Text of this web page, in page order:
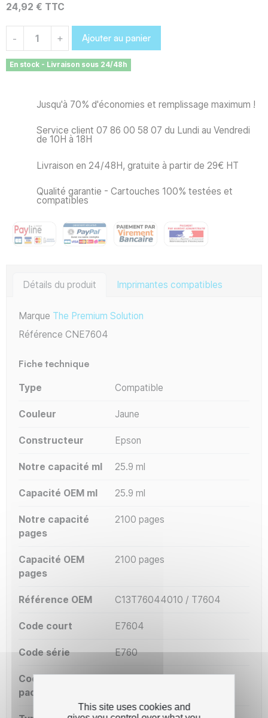
24,92 € TTC
- + Ajouter au panier
En stock - Livraison sous 24/48h
Jusqu'à 70% d'économies et remplissage maximum !
Service client 07 86 00 58 07 du Lundi au Vendredi
de 10H à 18H
Livraison en 24/48H, gratuite à partir de 29€ HT
Qualité garantie - Cartouches 100% testées et
compatibles
Détails du produit Imprimantes compatibles
Marque The Premium Solution
Référence CNE7604
Fiche technique
Type Compatible
Couleur Jaune
Constructeur Epson
Notre capacité ml 25.9 ml
Capacité OEM ml 25.9 ml
Notre capacité
pages
2100 pages
Capacité OEM
pages
2100 pages
Référence OEM C13T76044010 / T7604
Code court E7604
Code série E760
Code OEM
packaging
This site uses cookies and